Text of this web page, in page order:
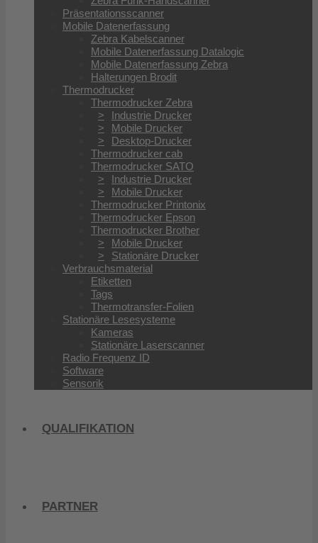
Präsentationsscanner
Mobile Datenerfassung
Zebra Kabelscanner
Mobile Datenerfassung Datalogic
Mobile Datenerfassung Zebra
Halterungen Brodit
Thermodrucker
Thermodrucker Zebra
Industrie Drucker
Mobile Drucker
Desktop-Drucker
Thermodrucker cab
Thermodrucker SATO
Industrie Drucker
Mobile Drucker
Thermodrucker Printonix
Thermodrucker Epson
Thermodrucker Brother
Mobile Drucker
Stationäre Drucker
Verbrauchsmaterial
Etiketten
Tags
Thermotransfer-Folien
Stationäre Lesesysteme
Kameras
Stationäre Laserscanner
Radio Frequenz ID
Software
Sensorik
QUALIFIKATION
PARTNER